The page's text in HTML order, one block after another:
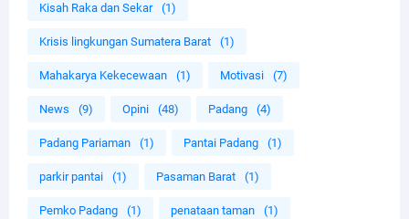
Kisah Raka dan Sekar (1)
Krisis lingkungan Sumatera Barat (1)
Mahakarya Kekecewaan (1) Motivasi (7)
News (9) Opini (48) Padang (4)
Padang Pariaman (1) Pantai Padang (1)
parkir pantai (1) Pasaman Barat (1)
Pemko Padang (1) penataan taman (1)